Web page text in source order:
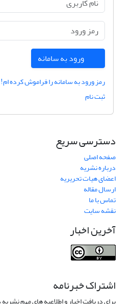
ورود به سامانه
رمز ورود به سامانه را فراموش کرده ام!
ثبت نام
دسترسی سریع
صفحه اصلی
درباره نشریه
اعضای هیات تحریریه
ارسال مقاله
تماس با ما
نقشه سایت
آخرین اخبار
اشتراک خبرنامه